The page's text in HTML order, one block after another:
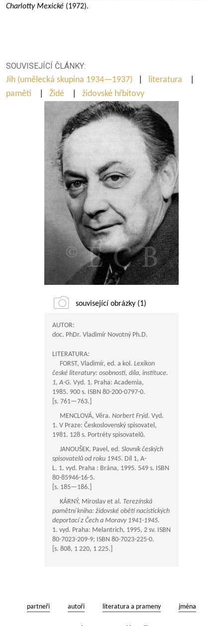
Charlotty Mexické (1972).
SOUVISEJÍCÍ ČLÁNKY:
Jih (umělecká skupina 1934—1937)
literatura
paměti
Židé židovské hřbitovy
související obrázky (1)
AUTOR:
doc. PhDr. Vladimír Novotný Ph.D.
LITERATURA:
FORST, Vladimír, ed. a kol. Lexikon
české literatury: osobnosti, díla, instituce.
1, A-G. Vyd. 1. Praha: Academia,
1985. 900 s. ISBN 80-200-0797-0.
[s. 761—763.]
MENCLOVÁ, Věra. Norbert Frýd. Vyd.
1. V Praze: Československý spisovatel,
1981. 128 s. Portréty spisovatelů.
JANOUŠEK, Pavel, ed. Slovník českých
spisovatelů od roku 1945. Díl 1, A-
L. 1. vyd. Praha : Brána, 1995. 549 s. ISBN
80-85946-16-5.
[s. 185—186.]
KÁRNÝ, Miroslav et al. Terezínská
pamětní kniha: židovské oběti nacistických
deportací z Čech a Moravy 1941-1945.
1. vyd. Praha: Melantrich, 1995, 2 sv. ISBN
80-7023-209-9; ISBN 80-7023-225-0.
[s. 808, 1 220, 1 225.]
partneři autoři literatura a prameny jména